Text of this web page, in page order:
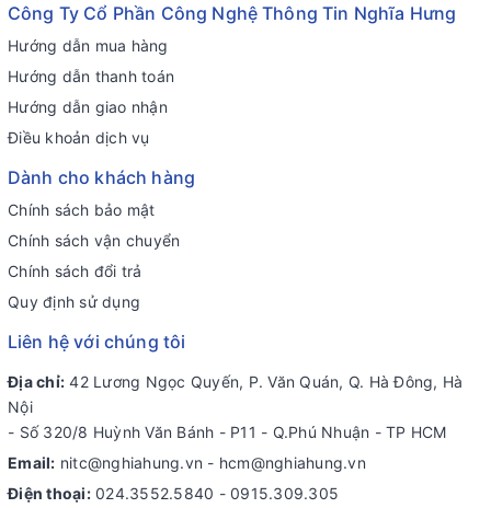
Công Ty Cổ Phần Công Nghệ Thông Tin Nghĩa Hưng
Hướng dẫn mua hàng
Hướng dẫn thanh toán
Hướng dẫn giao nhận
Điều khoản dịch vụ
Dành cho khách hàng
Chính sách bảo mật
Chính sách vận chuyển
Chính sách đổi trả
Quy định sử dụng
Liên hệ với chúng tôi
Địa chỉ: 42 Lương Ngọc Quyến, P. Văn Quán, Q. Hà Đông, Hà
Nội
- Số 320/8 Huỳnh Văn Bánh - P11 - Q.Phú Nhuận - TP HCM
Email: nitc@nghiahung.vn - hcm@nghiahung.vn
Điện thoại: 024.3552.5840 - 0915.309.305